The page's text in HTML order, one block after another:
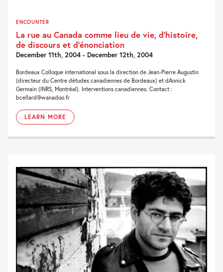
ENCOUNTER
La rue au Canada comme lieu de vie, d’histoire,
de discours et d’énonciation
December 11th, 2004 - December 12th, 2004
Bordeaux Colloque international sous la direction de Jean-Pierre Augustin
(directeur du Centre détudes canadiennes de Bordeaux) et dAnnick
Germain (INRS, Montréal). Interventions canadiennes. Contact :
bcellard@wanadoo.fr
LEARN MORE